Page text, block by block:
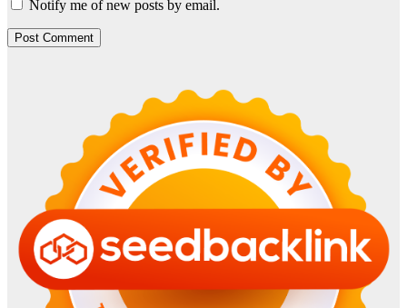
Notify me of new posts by email.